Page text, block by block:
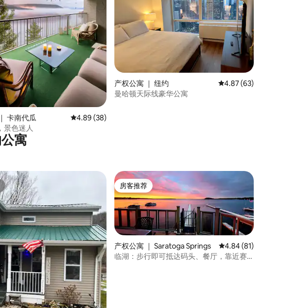
分），共 218 条评价
卡南代瓜 平均评分 4.89 分（满分 5 分），共 38 条评价
4.89 (38)
景色迷人
产权公寓 ｜ 纽约 平均评分 4.87 分（满
4.87 (63)
曼哈顿天际线豪华公寓
寓
分），共 205 条评价
房客推荐
房客推荐
产权公寓 ｜ Saratoga Springs 平均评分 4.84 分（满
4.84 (81)
临湖：步行即可抵达码头、餐厅，靠近赛